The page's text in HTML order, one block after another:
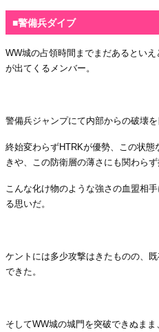
■警備兵ダイブ
WW城の占領時間までまだあるとい
が出てくるメンバー。
警備兵ジャンプにて内部からの破壊を
終始変わらずHTRKが優勢、この状
きや、この防衛層の薄さにも関わらず
こんな化け物のような強さの血盟相
る思いだ。
ケントには多少攻撃はきたものの、
できた。
そしてWW城の城門を突破できぬまま